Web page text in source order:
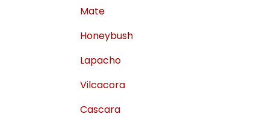
Mate
Honeybush
Lapacho
Vilcacora
Cascara